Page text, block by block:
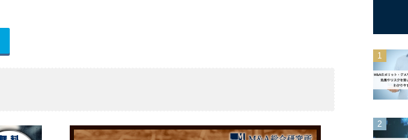
て通れない経営課題